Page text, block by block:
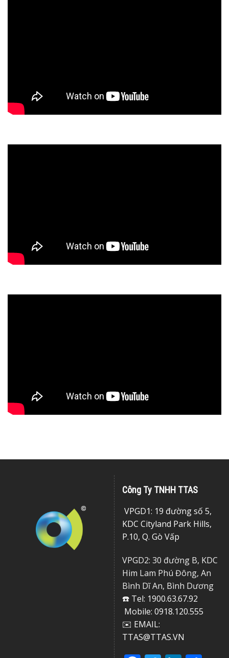
VPGD1: 19 đường số 5,
KDC Cityland Park Hills,
VPGD2: 30 đường B, KDC
Him Lam Phú Đông, An
Bình Dĩ An, Bình Dương
☎️ Tel: 1900.63.67.92
Mobile: 0918.120.555
✉️ EMAIL: